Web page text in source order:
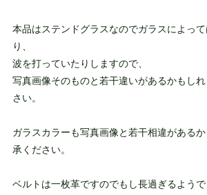
本品はステンドグラスなのでガラスによっ
り、
波を打っていたりしますので、
写真画像そのものと若干違いがあるかもし
さい。
ガラスカラーも写真画像と若干相違がある
承ください。
ベルトは一枚革ですのでもし長過ぎるようで